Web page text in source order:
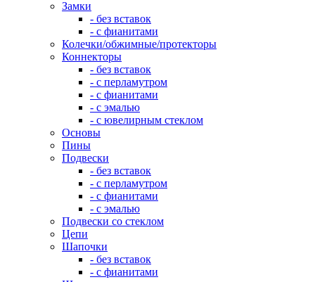
Замки
- без вставок
- с фианитами
Колечки/обжимные/протекторы
Коннекторы
- без вставок
- с перламутром
- с фианитами
- с эмалью
- с ювелирным стеклом
Основы
Пины
Подвески
- без вставок
- с перламутром
- с фианитами
- с эмалью
Подвески со стеклом
Цепи
Шапочки
- без вставок
- с фианитами